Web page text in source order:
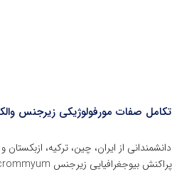
تکامل صفات مورفولوژیکی زیرجنس
از ایران، چین، ترکیه، ازبکستان